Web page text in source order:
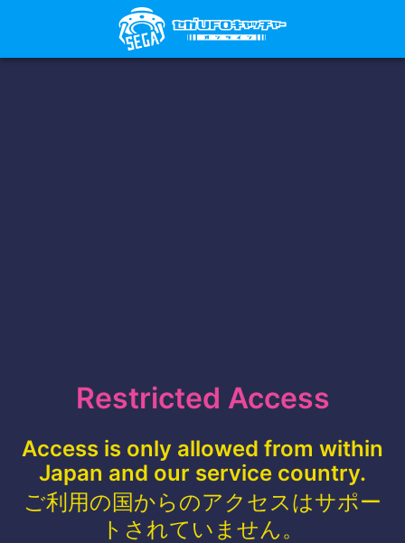
Restricted Access
Access is only allowed from within
Japan and our service country.
ご利用の国からのアクセスはサポー
トされていません。